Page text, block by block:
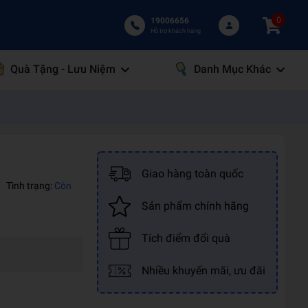
19006656
Hỗ trợ khách hàng
0
Quà Tặng - Lưu Niệm Danh Mục Khác
Tình trạng: Còn
Giao hàng toàn quốc
Sản phẩm chính hãng
Tích điểm đổi quà
Nhiều khuyến mãi, ưu đãi